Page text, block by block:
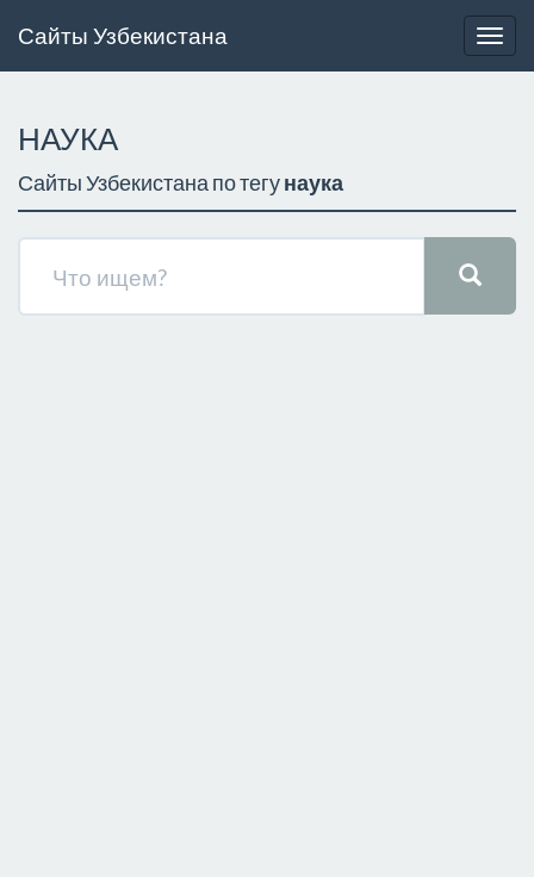
Сайты Узбекистана
НАУКА
Сайты Узбекистана по тегунаука